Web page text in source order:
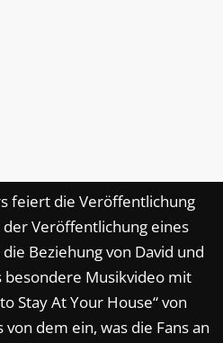
feiert die Veröffentlichung
Veröffentlichung eines
Beziehung von David und
besondere Musikvideo mit
Stay At Your House“ von
dem ein, was die Fans an